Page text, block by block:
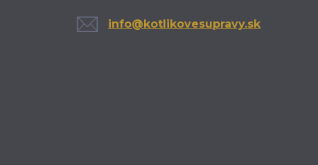
info@kotlikovesupravy.sk